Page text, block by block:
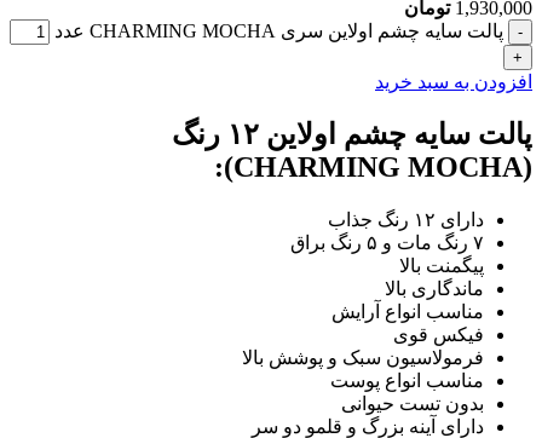
1,930,000 تومان
پالت سایه چشم اولاین سری CHARMING MOCHA عدد
افزودن به سبد خرید
پالت سایه چشم اولاین ۱۲ رنگ
(CHARMING MOCHA):
دارای ۱۲ رنگ جذاب
۷ رنگ مات و ۵ رنگ براق
پیگمنت بالا
ماندگاری بالا
مناسب انواع آرایش
فیکس قوی
فرمولاسیون سبک و پوشش بالا
مناسب انواع پوست
بدون تست حیوانی
دارای آینه بزرگ و قلمو دو سر